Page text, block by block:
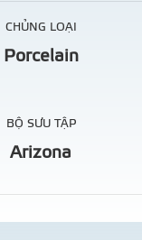
CHỦNG LOẠI
Porcelain
BỘ SƯU TẬP
Arizona